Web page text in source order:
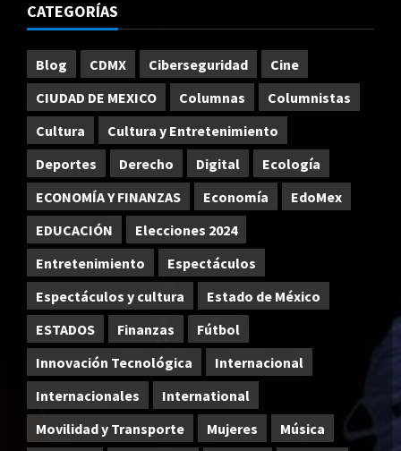
CATEGORÍAS
Blog CDMX Ciberseguridad
Cine
CIUDAD DE MEXICO
Columnas
Columnistas
Cultura
Cultura y Entretenimiento
Deportes
Derecho Digital
Ecología
ECONOMÍA Y FINANZAS
Economía
EdoMex
EDUCACIÓN
Elecciones 2024
Entretenimiento
Espectáculos
Espectáculos y cultura
Estado de México
ESTADOS
Finanzas
Fútbol
Innovación Tecnológica
Internacional
Internacionales
International
Movilidad y Transporte
Mujeres
Música